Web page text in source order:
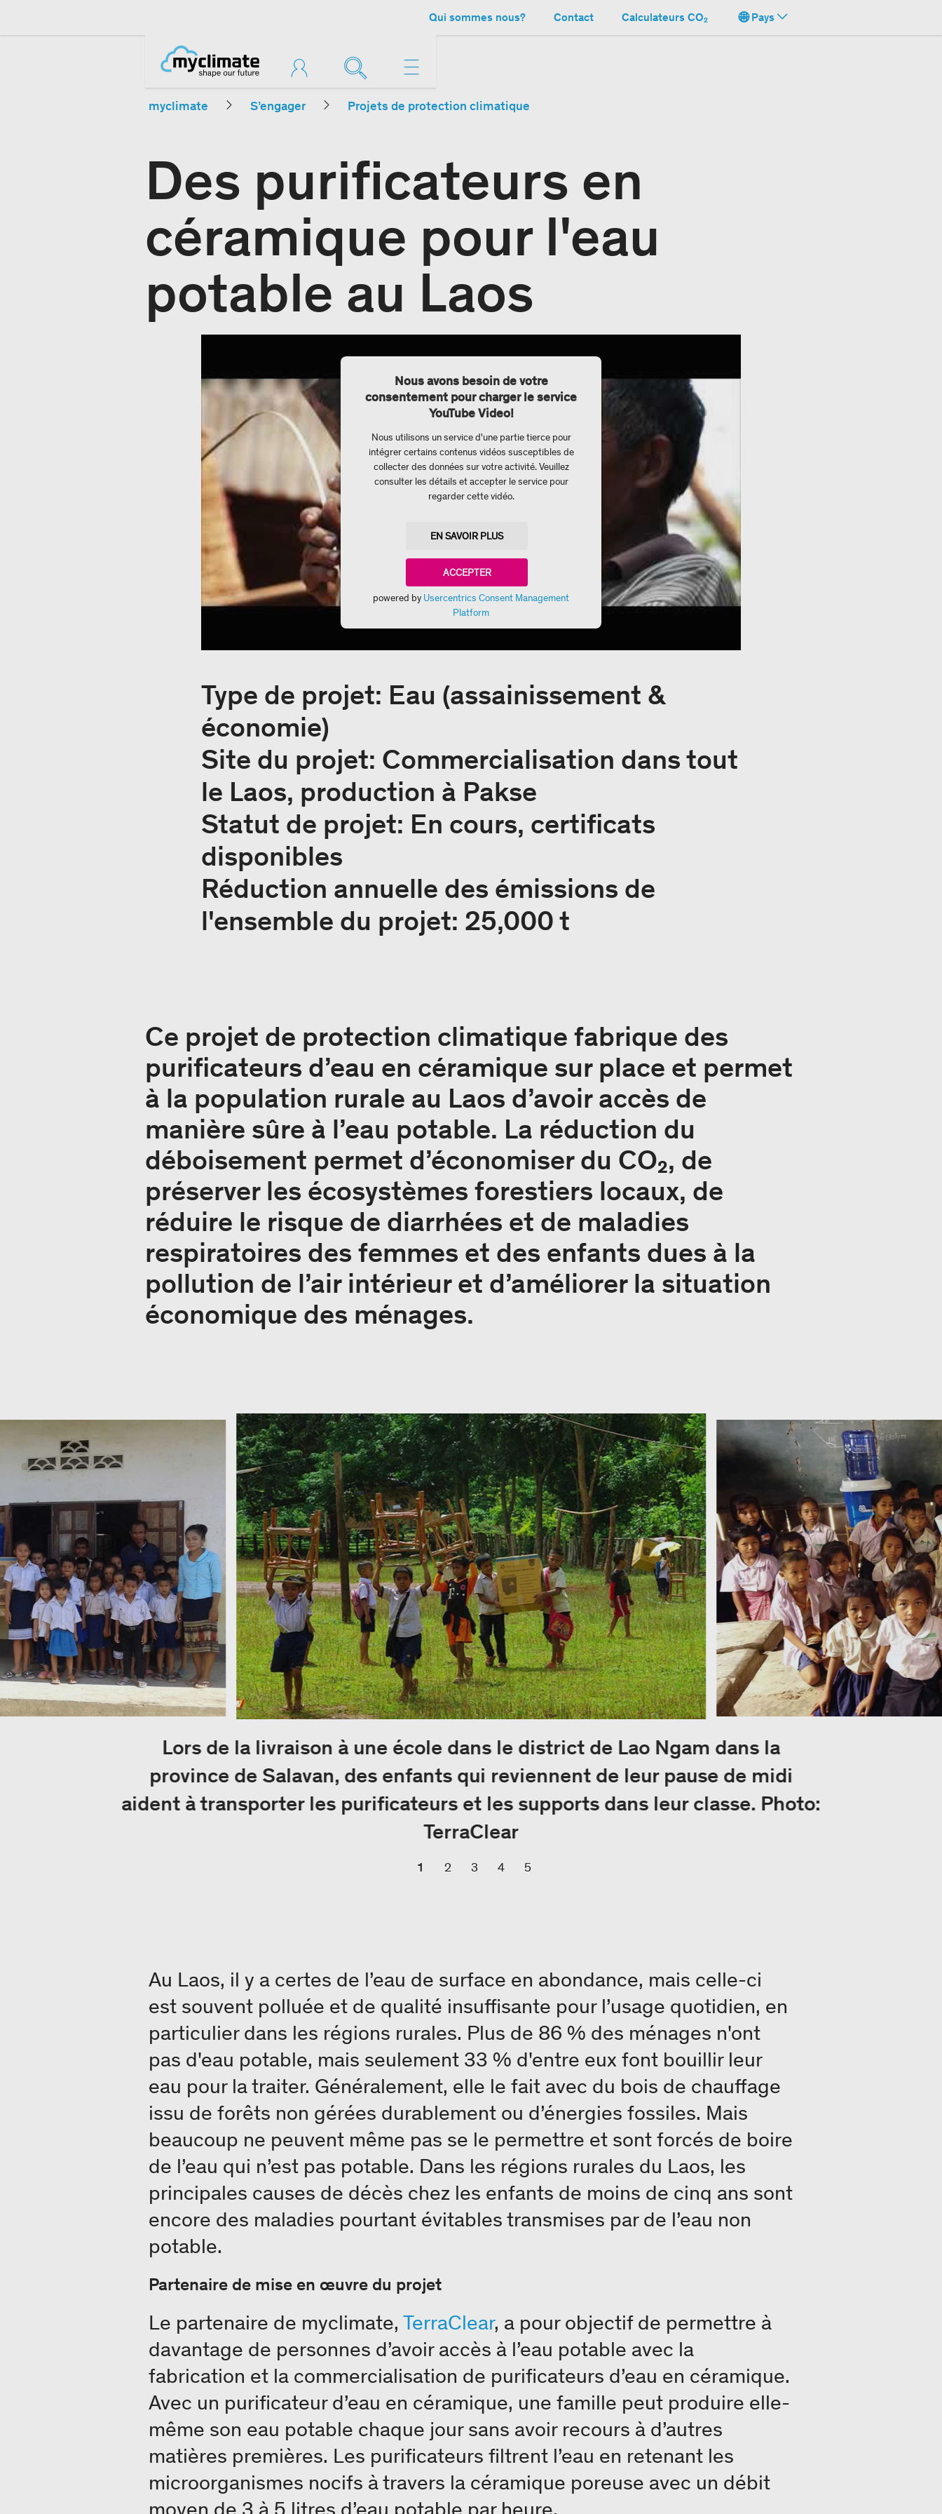
Qui sommes nous? Contact Calculateurs CO₂ Pays
myclimate S’engager Projets de protection climatique
Des purificateurs en
céramique pour l'eau
potable au Laos
Nous avons besoin de votre
consentement pour charger le service
YouTube Video!
Nous utilisons un service d'une partie tierce pour
intégrer certains contenus vidéos susceptibles de
collecter des données sur votre activité. Veuillez
consulter les détails et accepter le service pour
regarder cette vidéo.
EN SAVOIR PLUS
ACCEPTER
powered by Usercentrics Consent Management
Platform
Type de projet: Eau (assainissement &
économie)
Site du projet: Commercialisation dans tout
le Laos, production à Pakse
Statut de projet: En cours, certificats
disponibles
Réduction annuelle des émissions de
l'ensemble du projet: 25,000 t
Ce projet de protection climatique fabrique des
purificateurs d’eau en céramique sur place et permet
à la population rurale au Laos d’avoir accès de
manière sûre à l’eau potable. La réduction du
déboisement permet d’économiser du CO₂, de
préserver les écosystèmes forestiers locaux, de
réduire le risque de diarrhées et de maladies
respiratoires des femmes et des enfants dues à la
pollution de l’air intérieur et d’améliorer la situation
économique des ménages.
Lors de la livraison à une école dans le district de Lao Ngam dans la
province de Salavan, des enfants qui reviennent de leur pause de midi
aident à transporter les purificateurs et les supports dans leur classe. Photo:
TerraClear
1 2 3 4 5
Au Laos, il y a certes de l’eau de surface en abondance, mais celle-ci
est souvent polluée et de qualité insuffisante pour l’usage quotidien, en
particulier dans les régions rurales. Plus de 86 % des ménages n'ont
pas d'eau potable, mais seulement 33 % d'entre eux font bouillir leur
eau pour la traiter. Généralement, elle le fait avec du bois de chauffage
issu de forêts non gérées durablement ou d’énergies fossiles. Mais
beaucoup ne peuvent même pas se le permettre et sont forcés de boire
de l’eau qui n’est pas potable. Dans les régions rurales du Laos, les
principales causes de décès chez les enfants de moins de cinq ans sont
encore des maladies pourtant évitables transmises par de l’eau non
potable.
Partenaire de mise en œuvre du projet
Le partenaire de myclimate, TerraClear, a pour objectif de permettre à
davantage de personnes d’avoir accès à l’eau potable avec la
fabrication et la commercialisation de purificateurs d’eau en céramique.
Avec un purificateur d’eau en céramique, une famille peut produire elle-
même son eau potable chaque jour sans avoir recours à d’autres
matières premières. Les purificateurs filtrent l’eau en retenant les
microorganismes nocifs à travers la céramique poreuse avec un débit
moyen de 3 à 5 litres d’eau potable par heure.